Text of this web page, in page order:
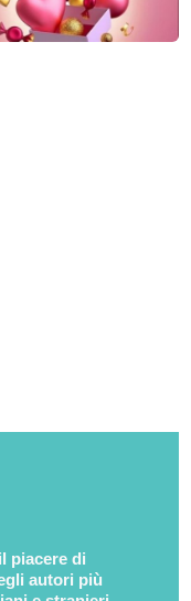
piacere di
autori più